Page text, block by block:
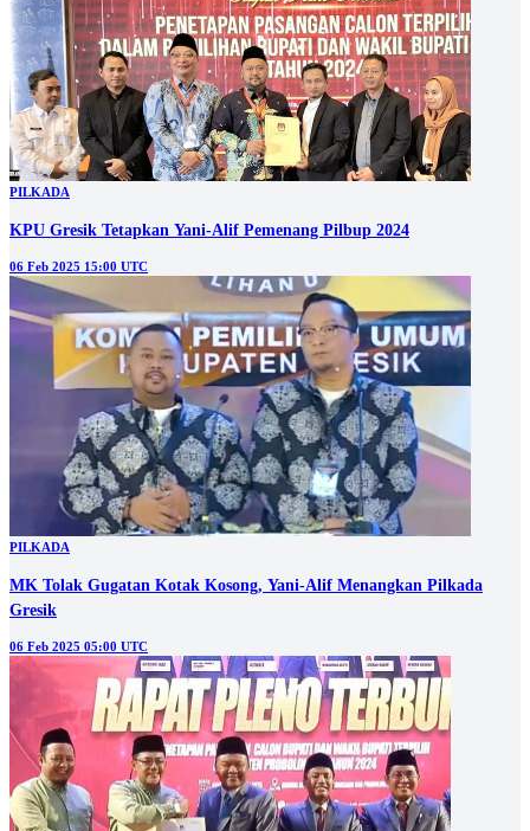
PILKADA
KPU Gresik Tetapkan Yani-Alif Pemenang Pilbup 2024
06 Feb 2025 15:00 UTC
PILKADA
MK Tolak Gugatan Kotak Kosong, Yani-Alif Menangkan Pilkada
Gresik
06 Feb 2025 05:00 UTC